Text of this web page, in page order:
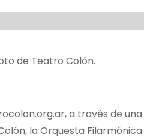
a través de
la Orquesta